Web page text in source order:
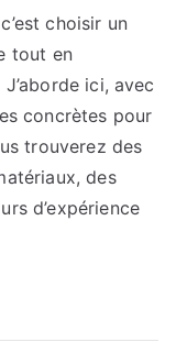
choisir un
tout en
ici, avec
concrètes pour
trouverez des
des
d’expérience